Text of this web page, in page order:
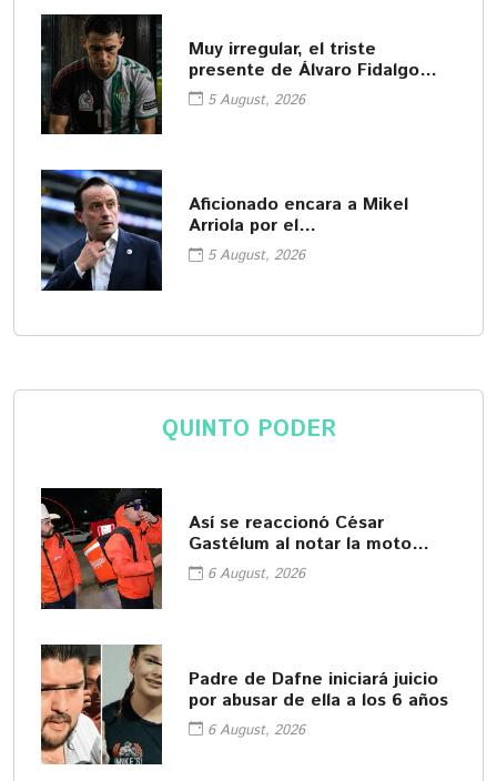
Muy irregular, el triste
presente de Álvaro Fidalgo
tras ir a Europa
5 August, 2026
Aficionado encara a Mikel
Arriola por el
ascenso/descenso
5 August, 2026
QUINTO PODER
Así se reaccionó César
Gastélum al notar la moto
sospechosa
6 August, 2026
Padre de Dafne iniciará juicio
por abusar de ella a los 6 años
6 August, 2026